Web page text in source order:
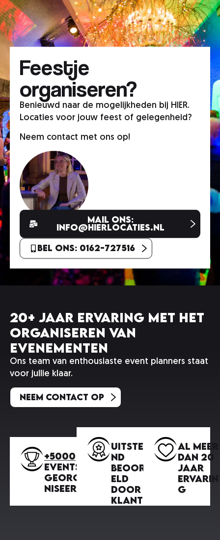
Feestje
organiseren?
Benieuwd naar de mogelijkheden bij HIER.
Locaties voor jouw feest of gelegenheid?
Neem contact met ons op!
Mail ons:
info@hierlocaties.nl
Bel ons: 0162-727516
20+ jaar ervaring met het
organiseren van
evenementen
Ons team van enthousiaste event planners staat
voor jullie klaar.
Neem contact op
+5000
events
georga
niseerd
Uitsteke
nd
beoorde
eld
door
klanten
Al meer
dan 20
jaar
ervarin
g